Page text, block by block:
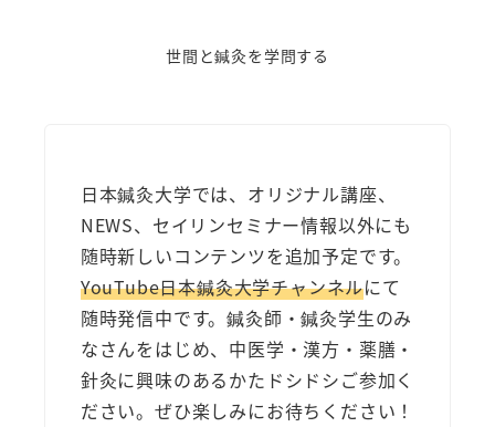
世間と鍼灸を学問する
日本鍼灸大学では、オリジナル講座、
NEWS、セイリンセミナー情報以外にも
随時新しいコンテンツを追加予定です。
YouTube日本鍼灸大学チャンネルにて
随時発信中です。鍼灸師・鍼灸学生のみ
なさんをはじめ、中医学・漢方・薬膳・
針灸に興味のあるかたドシドシご参加く
ださい。ぜひ楽しみにお待ちください！